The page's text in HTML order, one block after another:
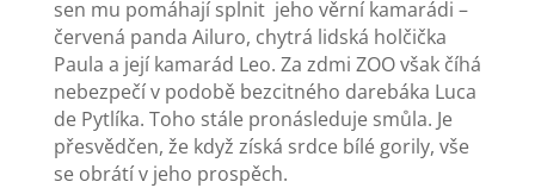
sen mu pomáhají splnit jeho věrní kamarádi –
červená panda Ailuro, chytrá lidská holčička
Paula a její kamarád Leo. Za zdmi ZOO však číhá
nebezpečí v podobě bezcitného darebáka Luca
de Pytlíka. Toho stále pronásleduje smůla. Je
přesvědčen, že když získá srdce bílé gorily, vše
se obrátí v jeho prospěch.